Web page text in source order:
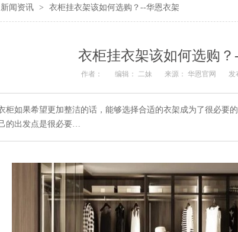
新闻资讯 > 衣柜挂衣架该如何选购？--华恩衣架
衣柜挂衣架该如何选购
作者： 编辑： 二妹 来源： 华恩官网 发
柜如果希望更加整洁的话，能够选择合适的衣架成为了很必要
的出发点是很必要…